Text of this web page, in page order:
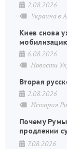
2.08.2026
Украина в
Киев снова
6.08.2026
Новости
Вторая
2.08.2026
История
Почему
продлении
7.08.2026